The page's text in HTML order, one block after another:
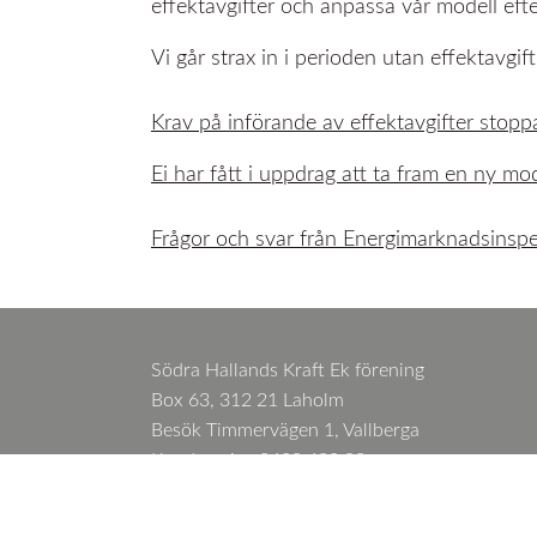
effektavgifter och anpassa vår modell
Vi går strax in i perioden utan
Krav på införande av effektavgifter
Ei har fått i uppdrag att ta fram en ny
Frågor och svar från
Södra Hallands Kraft Ek förening
Box 63, 312 21 Laholm
Besök Timmervägen 1, Vallberga
Kundservice 0430 480 90